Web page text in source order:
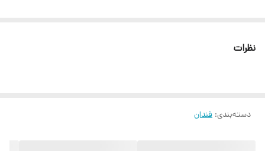
نظرات
دسته‌بندی: قندان